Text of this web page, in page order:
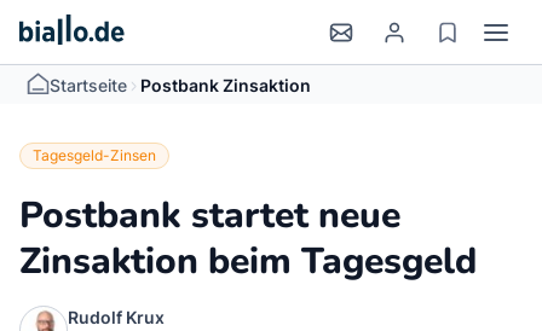
Startseite > Postbank Zinsaktion
Tagesgeld-Zinsen
Postbank startet neue
Zinsaktion beim Tagesgeld
Rudolf Krux